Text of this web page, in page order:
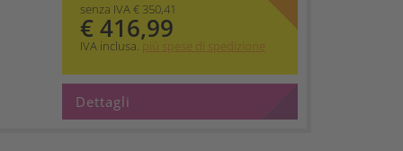
senza IVA € 350,41
€ 416,99
IVA inclusa. più spese di spedizione
Dettagli